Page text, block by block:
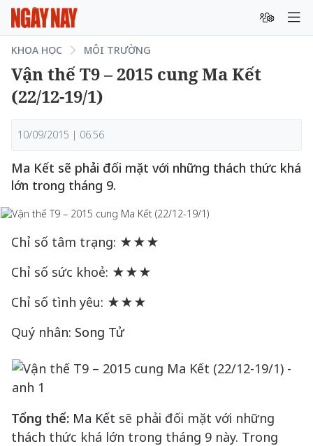
KHOA HỌC MÔI TRƯỜNG
Vận thế T9 – 2015 cung Ma Kết
(22/12-19/1)
10/09/2015 | 06:56
Ma Kết sẽ phải đối mặt với những thách thức khá
lớn trong tháng 9.
Chỉ số tâm trạng: ★★★
Chỉ số sức khoẻ: ★★★
Chỉ số tình yêu: ★★★
Quý nhân: Song Tử
Tổng thể: Ma Kết sẽ phải đối mặt với những
thách thức khá lớn trong tháng 9 này. Trong